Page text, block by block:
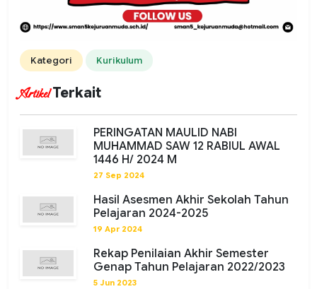
Kategori Kurikulum
ArtikelTerkait
PERINGATAN MAULID NABI
MUHAMMAD SAW 12 RABIUL AWAL
1446 H/ 2024 M
27 Sep 2024
Hasil Asesmen Akhir Sekolah Tahun
Pelajaran 2024-2025
19 Apr 2024
Rekap Penilaian Akhir Semester
Genap Tahun Pelajaran 2022/2023
5 Jun 2023